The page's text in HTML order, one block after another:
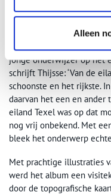
Alleen
Alkmaar.
Het boek ‘Texel’ heeft
verhalen en
jonge onderwijzer op het
schrijft Thijsse: ‘Van de
schoonste en het rijkste.
daarvan het een en ander
eiland Texel was op dat
nog vrij onbekend. Met
bleek het onderwerp
Met prachtige illustraties
werd het album een
door de topografische